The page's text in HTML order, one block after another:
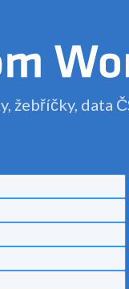
žebříčky, data